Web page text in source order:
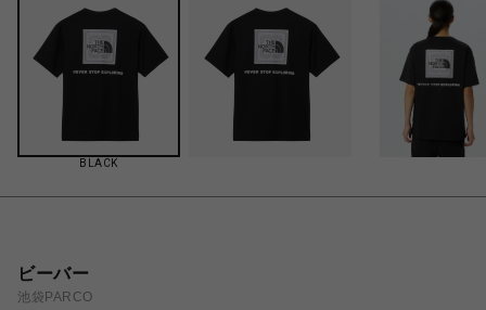
BLACK
ビーバー
池袋PARCO